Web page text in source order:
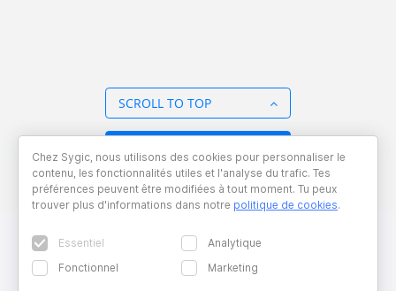
SCROLL TO TOP
Chez Sygic, nous utilisons des cookies pour personnaliser le
contenu, les fonctionnalités utiles et l'analyse du trafic. Tes
préférences peuvent être modifiées à tout moment. Tu peux
trouver plus d'informations dans notre politique de cookies.
Essentiel
Analytique
Fonctionnel
Marketing